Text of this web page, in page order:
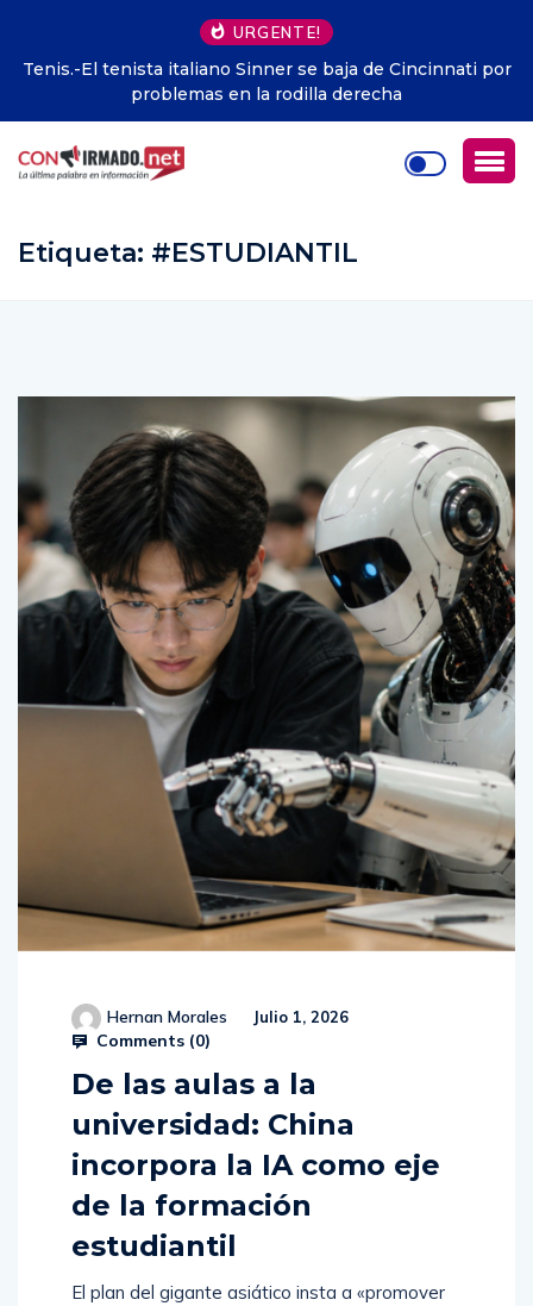
URGENTE!
Economía/.- Deutsche Bank, designado como banco de
compensación de yuanes para Europa
Etiqueta: #ESTUDIANTIL
Hernan Morales Julio 1, 2026
Comments (0)
De las aulas a la
universidad: China
incorpora la IA como eje
de la formación
estudiantil
El plan del gigante asiático insta a «promover